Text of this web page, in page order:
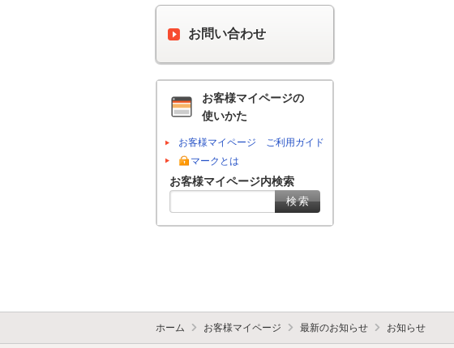
お問い合わせ
お客様マイページの
使いかた
お客様マイページ ご利用ガイド
マークとは
お客様マイページ内検索
ホーム お客様マイページ 最新のお知らせ お知らせ